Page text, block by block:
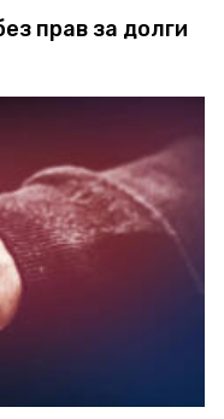
прав за долги